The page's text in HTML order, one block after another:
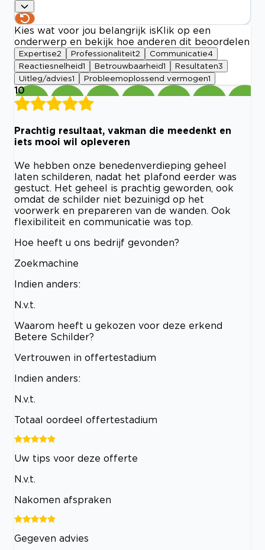
Kies wat voor jou belangrijk is Klik op een
onderwerp en bekijk hoe anderen dit beoordelen
Expertise2 Professionaliteit2 Communicatie4
Reactiesnelheid1 Betrouwbaarheid1 Resultaten3
Uitleg/advies1 Probleemoplossend vermogen1
10
Prachtig resultaat, vakman die meedenkt en
iets mooi wil opleveren
We hebben onze benedenverdieping geheel
laten schilderen, nadat het plafond eerder was
gestuct. Het geheel is prachtig geworden, ook
omdat de schilder niet bezuinigd op het
voorwerk en prepareren van de wanden. Ook
flexibiliteit en communicatie was top.
Hoe heeft u ons bedrijf gevonden?
Zoekmachine
Indien anders:
N.v.t.
Waarom heeft u gekozen voor deze erkend
Betere Schilder?
Vertrouwen in offertestadium
Indien anders:
N.v.t.
Totaal oordeel offertestadium
Uw tips voor deze offerte
N.v.t.
Nakomen afspraken
Gegeven advies